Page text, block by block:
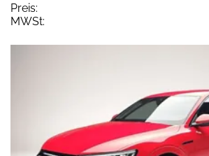
Preis:
MWSt: